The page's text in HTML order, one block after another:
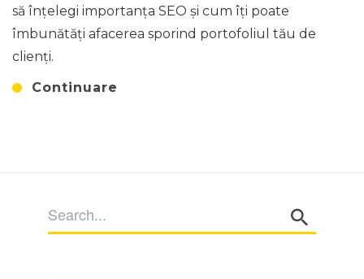
să înțelegi importanța SEO și cum îți poate
îmbunătăți afacerea sporind portofoliul tău de
clienți.
Continuare